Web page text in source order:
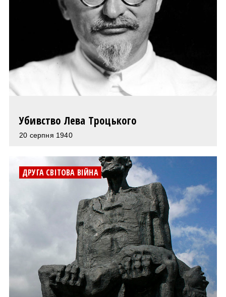
Убивство Лева Троцького
20 серпня 1940
ДРУГА СВІТОВА ВІЙНА